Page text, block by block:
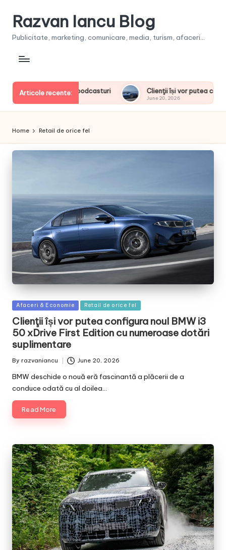
Razvan Iancu Blog
Publicitate, marketing, comunicare, media, turism, afaceri...
Articole recente:
Clienţii își vor putea configura noul BMW i3 50 xDrive First
Home Retail de orice fel
Posted
in
Afaceri & Economie Retail de orice fel
Clienţii își vor putea configura noul BMW i3
50 xDrive First Edition cu numeroase dotări
suplimentare
Posted
By razvaniancu June 20, 2026
BMW deschide o nouă eră fascinantă a plăcerii de a
conduce odată cu al doilea…
Read More